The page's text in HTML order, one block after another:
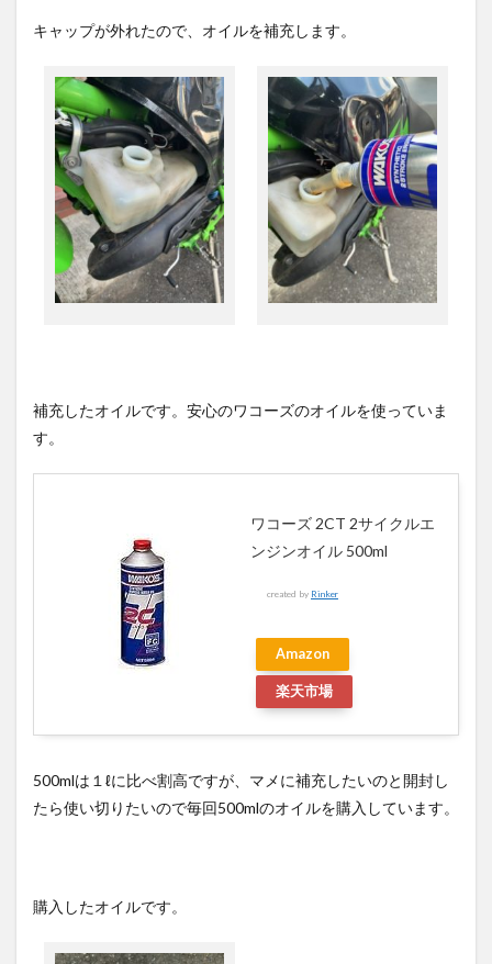
キャップが外れたので、オイルを補充します。
補充したオイルです。安心のワコーズのオイルを使っていま
す。
ワコーズ 2CT 2サイクルエ
ンジンオイル 500ml
created by Rinker
Amazon
楽天市場
500mlは１ℓに比べ割高ですが、マメに補充したいのと開封し
たら使い切りたいので毎回500mlのオイルを購入しています。
購入したオイルです。